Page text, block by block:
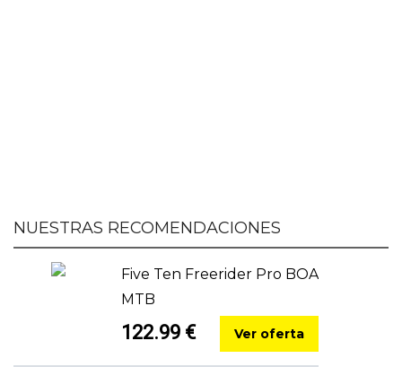
NUESTRAS RECOMENDACIONES
Five Ten Freerider Pro BOA
MTB
122.99 € Ver oferta